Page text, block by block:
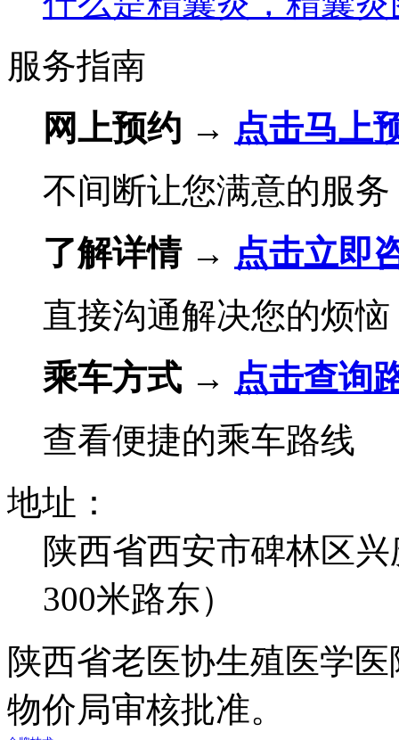
服务指南
网上预约 → 点击马上
不间断让您满意的服务
了解详情 → 点击立即
直接沟通解决您的烦恼
乘车方式 → 点击查询
查看便捷的乘车路线
地址：
陕西省西安市碑林区
300米路东）
陕西省老医协生殖医学
物价局审核批准。